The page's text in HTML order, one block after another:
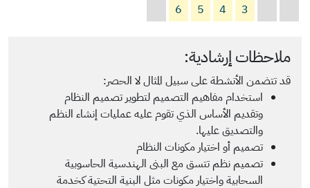
3
4
5
6
ملاحظات إرشادية:
قد تتضمن الأنشطة على سبيل المثال لا الحصر:
استخدام مفاهيم التصميم لتطوير تصميم النظام
وتقديم الأساس الذي تقوم عليه عمليات إنشاء النظم
والتصديق عليها.
تصميم أو اختيار مكونات النظام
تصميم نظم تتسق مع البنى الهندسية الحاسوبية
السحابية واختيار مكونات مثل البنية التحتية كخدمة